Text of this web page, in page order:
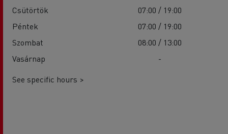
Csütörtök
07:00 / 19:00
Péntek
07:00 / 19:00
Szombat
08:00 / 13:00
Vasárnap
-
See specific hours >